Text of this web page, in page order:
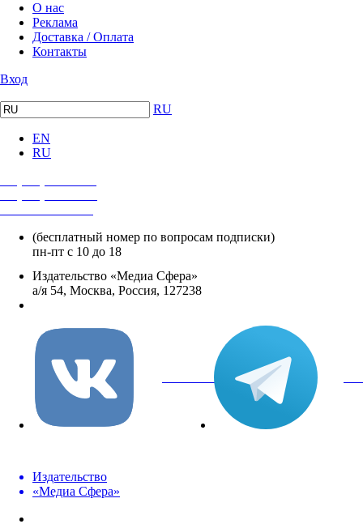
О нас
Реклама
Доставка / Оплата
Контакты
Вход
RU
EN
RU
(бесплатный номер по вопросам подписки)
пн-пт с 10 до 18
Издательство «Медиа Сфера»
а/я 54, Москва, Россия, 127238
вКонтакте
Издательство
«Медиа Сфера»